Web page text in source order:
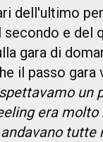
dell'ultimo
e del
gara di
il passo gara
un
era
tutte